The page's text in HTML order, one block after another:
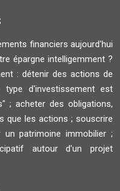
financiers aujourd'hui
épargne intelligemment ?
: détenir des actions de
d'investissement est
; acheter des obligations,
que les actions ; souscrire
patrimoine immobilier ;
autour d'un projet